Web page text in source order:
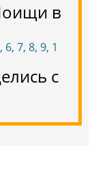
в
7, 8, 9, 1
с